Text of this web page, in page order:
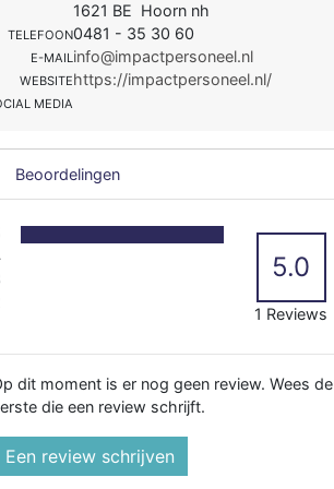
1621 BE Hoorn nh
TELEFOON0481 - 35 30 60
E-MAILinfo@impactpersoneel.nl
WEBSITEhttps://impactpersoneel.nl/
MEDIA
Beoordelingen
5.0
1 Reviews
dit moment is er nog geen review. Wees de
die een review schrijft.
Een review schrijven